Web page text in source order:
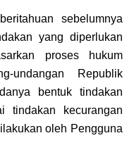
sebelumnya
yang diperlukan
proses hukum
undangan Republik
bentuk tindakan
tindakan kecurangan
oleh Pengguna